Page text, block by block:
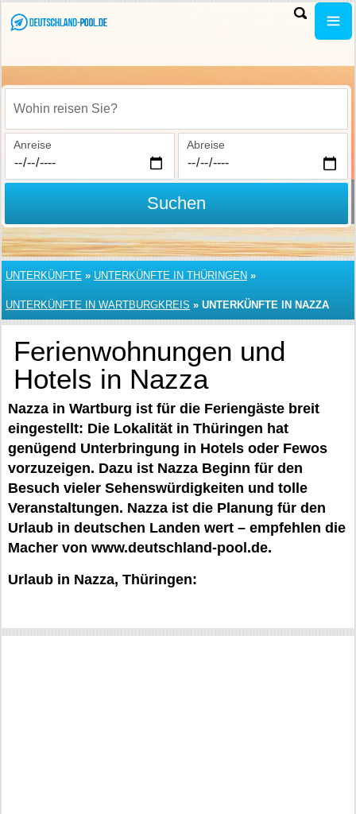
Wohin reisen Sie?
Anreise Abreise
Suchen
UNTERKÜNFTE » UNTERKÜNFTE IN THÜRINGEN »
UNTERKÜNFTE IN WARTBURGKREIS » UNTERKÜNFTE IN NAZZA
Ferienwohnungen und
Hotels in Nazza
Nazza in Wartburg ist für die Feriengäste breit
eingestellt: Die Lokalität in Thüringen hat
genügend Unterbringung in Hotels oder Fewos
vorzuzeigen. Dazu ist Nazza Beginn für den
Besuch vieler Sehenswürdigkeiten und tolle
Veranstaltungen. Nazza ist die Planung für den
Urlaub in deutschen Landen wert – empfehlen die
Macher von www.deutschland-pool.de.
Urlaub in Nazza, Thüringen: